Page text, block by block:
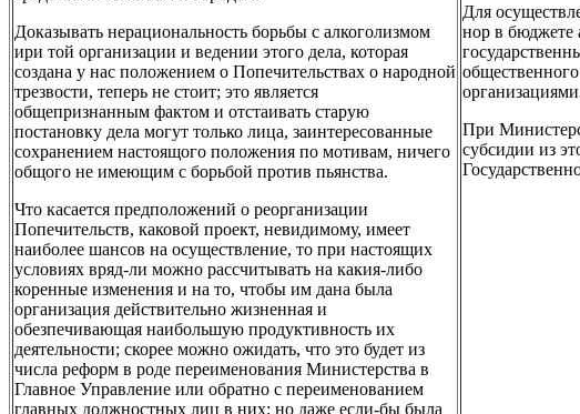
Доказывать нерациональность борьбы с алкоголизмом
ири той организации и ведении этого дела, которая
создана у нас положением о Попечительствах о народной
трезвости, теперь не стоит; это является
общепризнанным фактом и отстаивать старую
постановку дела могут только лица, заинтересованные
сохранением настоящого положения по мотивам, ничего
общого не имеющим с борьбой против пьянства.
Что касается предположений о реорганизации
Попечительств, каковой проект, невидимому, имеет
наиболее шансов на осуществление, то при настоящих
условиях вряд-ли можно рассчитывать на какия-либо
коренные изменения и на то, чтобы им дана была
организация действительно жизненная и
обезпечивающая наибольшую продуктивность их
деятельности; скорее можно ожидать, что это будет из
числа реформ в роде переименования Министерства в
Главное Управление или обратно с переименованием
главных должностных лиц в них; но даже если-бы была
Для
нор в бюджете
При
субсидии из